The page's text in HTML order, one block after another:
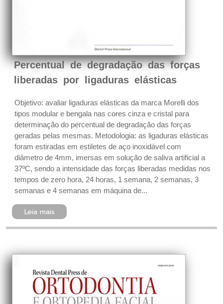
Percentual de degradação das forças
liberadas por ligaduras elásticas
Objetivo: avaliar ligaduras elásticas da marca Morelli dos
tipos modular e bengala nas cores cinza e cristal para
determinação do percentual de degradação das forças
geradas pelas mesmas. Metodologia: as ligaduras elásticas
foram estiradas em estiletes de aço inoxidável com
diâmetro de 4mm, imersas em solução de saliva artificial a
37ºC, sendo a intensidade das forças liberadas medidas nos
tempos de zero hora, 24 horas, 1 semana, 2 semanas, 3
semanas e 4 semanas em máquina de...
Leia mais